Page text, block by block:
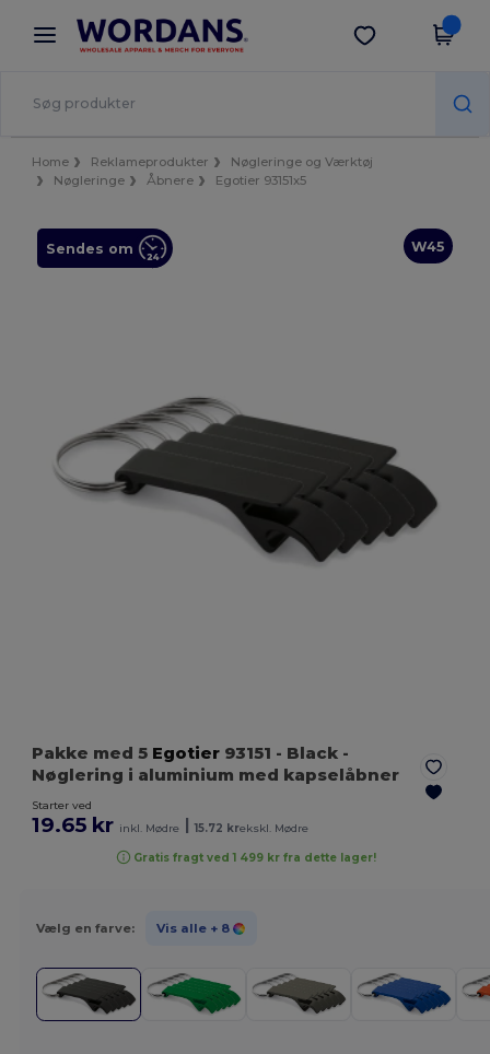
× Wordans-app
Bedre priser i appen!
Hent app
Home Reklameprodukter
Nøgleringe og Værktøj
Nøgleringe
Åbnere Egotier 93151x5
W45
Sendes om
Pakke med 5 Egotier 93151 - Black -
Nøglering i aluminium med kapselåbner
Starter ved
19.65 kr inkl. Mødre 15.72 krekskl. Mødre
Gratis fragt ved 1 499 kr fra dette lager!
Vælg en farve: Vis alle + 8